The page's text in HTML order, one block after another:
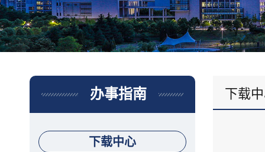
办事指南
下载中心
下载